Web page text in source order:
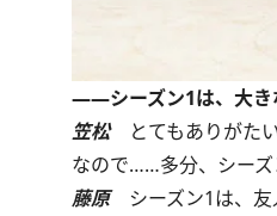
――シーズン1は、大き
笠松
とてもありがた
なので……多分、シーズ
藤原 シーズン1は、